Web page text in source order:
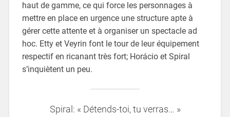
haut de gamme, ce qui force les personnages à
mettre en place en urgence une structure apte à
gérer cette attente et à organiser un spectacle ad
hoc. Etty et Veyrin font le tour de leur équipement
respectif en ricanant très fort; Horácio et Spiral
s’inquiètent un peu.
Spiral: « Détends-toi, tu verras… »